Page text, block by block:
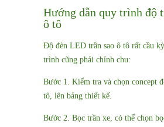
Hướng dẫn quy trình độ
ô tô
Độ đèn LED trần sao ô tô rất cầu
trình cũng phải chỉnh chu:
Bước 1. Kiểm tra và chọn concept
tô, lên bảng thiết kế.
Bước 2. Bọc trần xe, có thể chọn